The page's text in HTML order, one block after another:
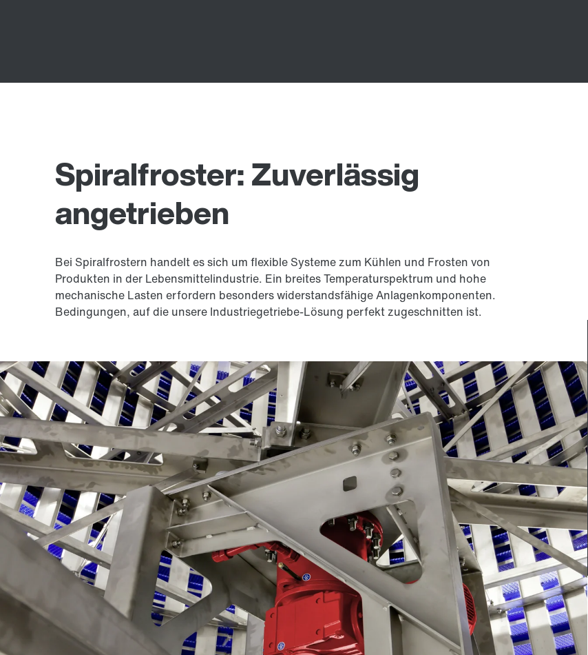
Spiralfroster: Zuverlässig
angetrieben
Bei Spiralfrostern handelt es sich um flexible Systeme zum Kühlen und Frosten von
Produkten in der Lebensmittelindustrie. Ein breites Tem­pe­ratur­spektrum und hohe
mechanische Lasten erfordern besonders widerstandsfähige Anlagenkomponenten.
Bedingungen, auf die unsere Industriegetriebe-Lösung perfekt zugeschnitten ist.